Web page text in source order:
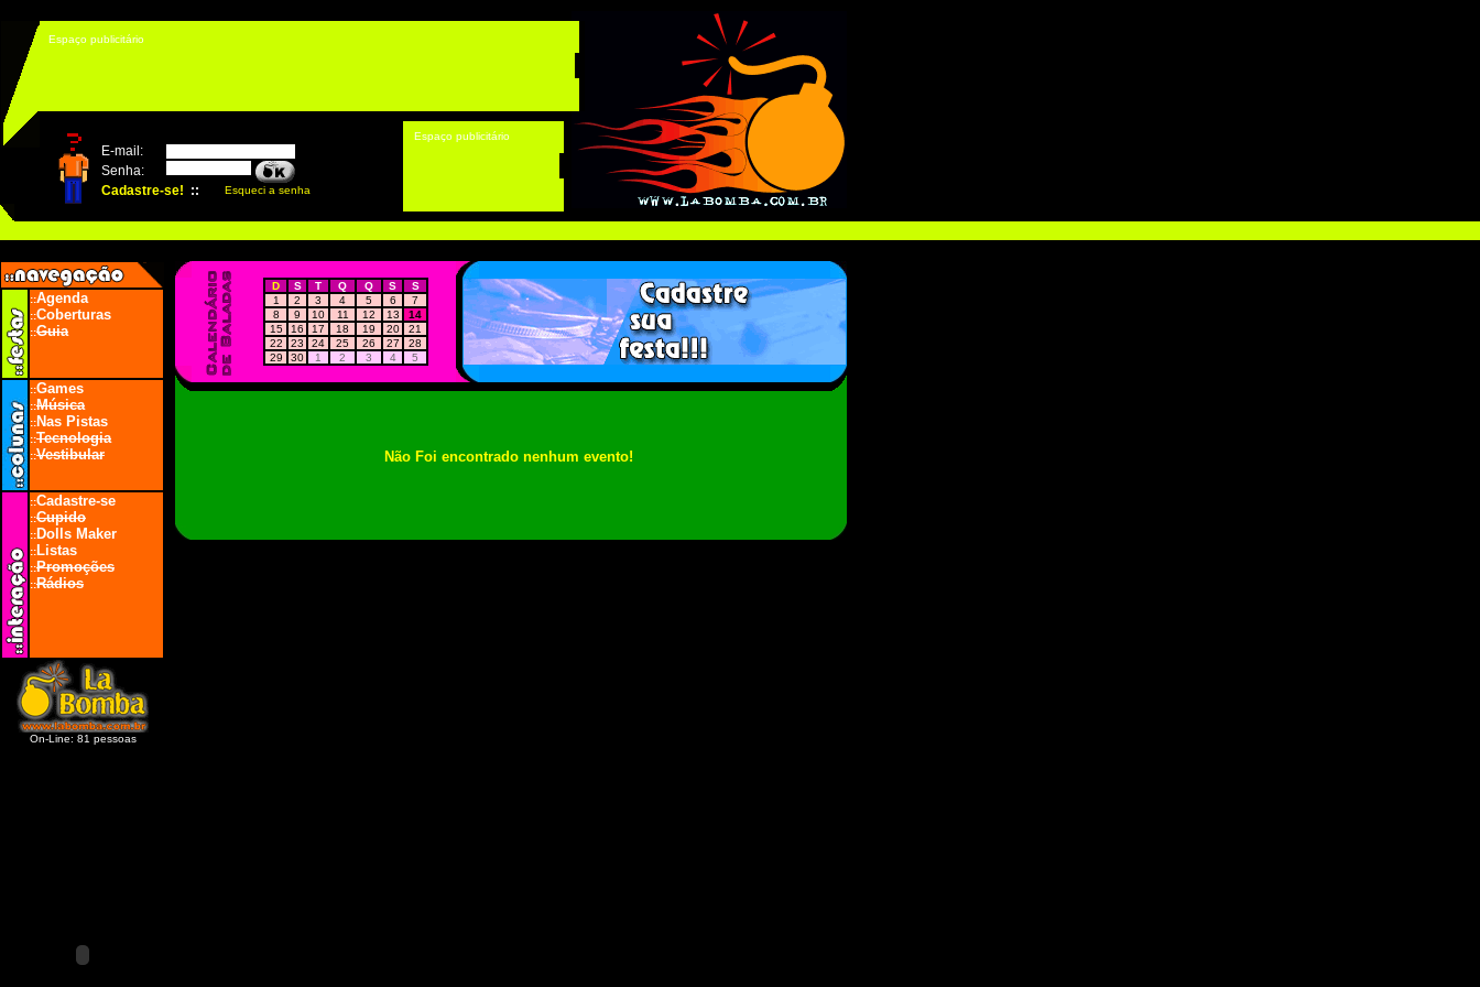
Espaço publicitário
Espaço publicitário
::Agenda
::Coberturas
::Guia
::Games
::Música
::Nas Pistas
::Tecnologia
::Vestibular
::Cadastre-se
::Cupido
::Dolls Maker
::Listas
::Promoções
::Rádios
On-Line: 81 pessoas
Não Foi encontrado nenhum evento!
D S T Q Q S
S
1
2 3 4 5 6
7
8
9 10 11 12 13
14
15
16 17 18 19 20
21
22
23 24 25 26 27
28
29
30 1 2 3 4 5